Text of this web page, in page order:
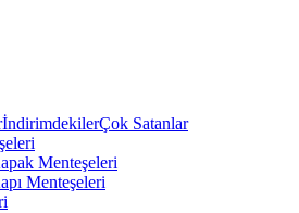
İndirimdekilerÇok Satanlar
Menteşeleri
Menteşeleri